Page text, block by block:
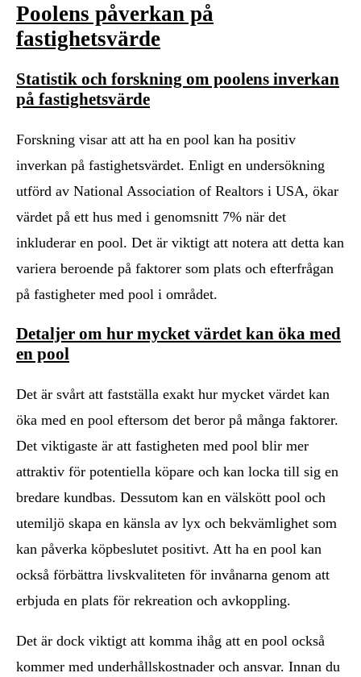
Poolens påverkan på
fastighetsvärde
Statistik och forskning om poolens inverkan
på fastighetsvärde
Forskning visar att att ha en pool kan ha positiv
inverkan på fastighetsvärdet. Enligt en undersökning
utförd av National Association of Realtors i USA, ökar
värdet på ett hus med i genomsnitt 7% när det
inkluderar en pool. Det är viktigt att notera att detta kan
variera beroende på faktorer som plats och efterfrågan
på fastigheter med pool i området.
Detaljer om hur mycket värdet kan öka med
en pool
Det är svårt att fastställa exakt hur mycket värdet kan
öka med en pool eftersom det beror på många faktorer.
Det viktigaste är att fastigheten med pool blir mer
attraktiv för potentiella köpare och kan locka till sig en
bredare kundbas. Dessutom kan en välskött pool och
utemiljö skapa en känsla av lyx och bekvämlighet som
kan påverka köpbeslutet positivt. Att ha en pool kan
också förbättra livskvaliteten för invånarna genom att
erbjuda en plats för rekreation och avkoppling.
Det är dock viktigt att komma ihåg att en pool också
kommer med underhållskostnader och ansvar. Innan du